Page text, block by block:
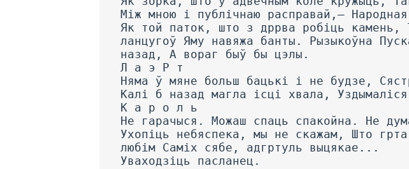
Між мною і публічнаю расправай,—
Як той паток, што з дррва робіць камень,
ланцугоў Яму навяжа банты. Рызыкоўна
назад, А вораг быў бы цэлы.
Л a э Р т
Няма ў мяне больш бацькі і не будзе,
Калі б назад магла ісці хвала,
К а р о л ь
He гарачыся. Можаш спаць спакойна. He
Ухопіць небяспека, мы не скажам, Што
любім Саміх сябе, адгртуль выцякае...
Уваходзіць пасланец.